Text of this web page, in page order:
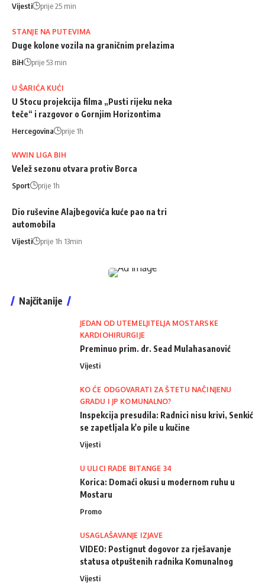
Vijesti prije 25 min
STANJE NA PUTEVIMA
Duge kolone vozila na graničnim prelazima
BiH prije 53 min
U ŠARIĆA KUĆI
U Stocu projekcija filma „Pusti rijeku neka
teče“ i razgovor o Gornjim Horizontima
Hercegovina prije 1h
WWIN LIGA BIH
Velež sezonu otvara protiv Borca
Sport prije 1h
Dio ruševine Alajbegovića kuće pao na tri
automobila
Vijesti prije 1h 13min
Najčitanije
JEDAN OD UTEMELJITELJA MOSTARSKE
KARDIOHIRURGIJE
Preminuo prim. dr. Sead Mulahasanović
Vijesti
KO ĆE ODGOVARATI ZA ŠTETU NAČINJENU
GRADU I JP KOMUNALNO?
Inspekcija presudila: Radnici nisu krivi, Senkić
se zapetljala k'o pile u kučine
Vijesti
U ULICI RADE BITANGE 34
Korica: Domaći okusi u modernom ruhu u
Mostaru
Promo
USAGLAŠAVANJE IZJAVE
VIDEO: Postignut dogovor za rješavanje
statusa otpuštenih radnika Komunalnog
Vijesti